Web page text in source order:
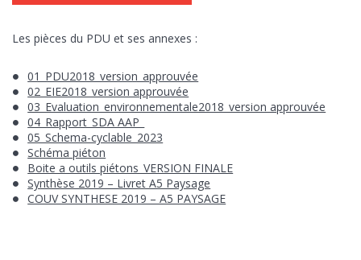
Les pièces du PDU et ses annexes :
01_PDU2018_version_approuvée
02_EIE2018_version approuvée
03_Evaluation_environnementale2018_version approuvée
04_Rapport_SDA AAP_
05_Schema-cyclable_2023
Schéma piéton
Boite a outils piétons_VERSION FINALE
Synthèse 2019 – Livret A5 Paysage
COUV SYNTHESE 2019 – A5 PAYSAGE